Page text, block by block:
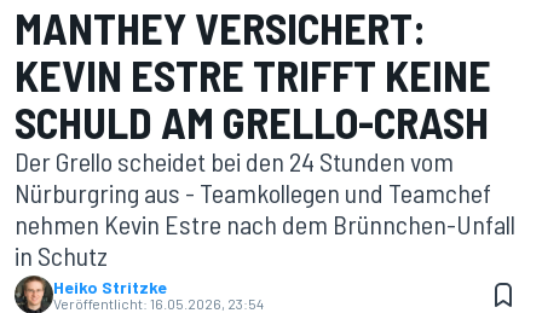
MANTHEY VERSICHERT:
KEVIN ESTRE TRIFFT KEINE
SCHULD AM GRELLO-CRASH
Der Grello scheidet bei den 24 Stunden vom
Nürburgring aus - Teamkollegen und Teamchef
nehmen Kevin Estre nach dem Brünnchen-Unfall
in Schutz
Heiko Stritzke
Veröffentlicht: 16.05.2026, 23:54